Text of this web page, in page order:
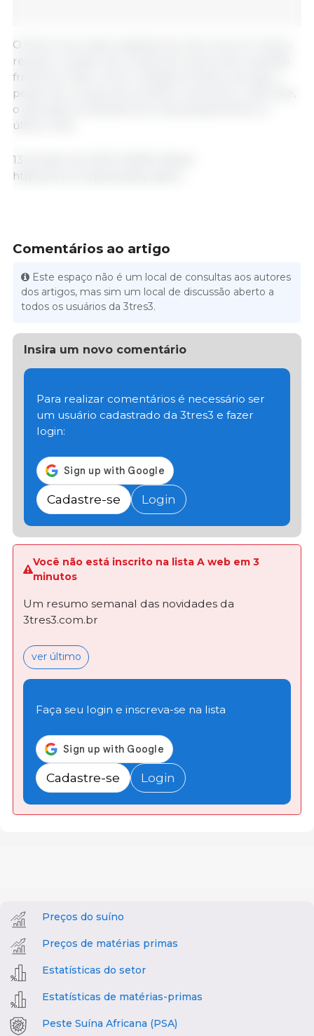
O forte recuo das cotações do suíno vivo em março
reduziu o poder de compra do suinocultor paulista
frente ao milho. Já em relação ao farelo de soja, o
poder de compra do produtor aumentou, visto que,
o derivado se desvalorizou expressivamente no
último mês.
13 de abril de 2023 /CEPEA /Brasil.
https://www.cepea.esalq.usp.br
Comentários ao artigo
Este espaço não é um local de consultas aos autores
dos artigos, mas sim um local de discussão aberto a
todos os usuários da 3tres3.
Insira um novo comentário
Para realizar comentários é necessário ser
um usuário cadastrado da 3tres3 e fazer
login:
Cadastre-se Login
Você não está inscrito na lista A web em 3
minutos
Um resumo semanal das novidades da
3tres3.com.br
ver último
Faça seu login e inscreva-se na lista
Cadastre-se Login
Preços do suíno
Preços de matérias primas
Estatísticas do setor
Estatísticas de matérias-primas
Peste Suína Africana (PSA)